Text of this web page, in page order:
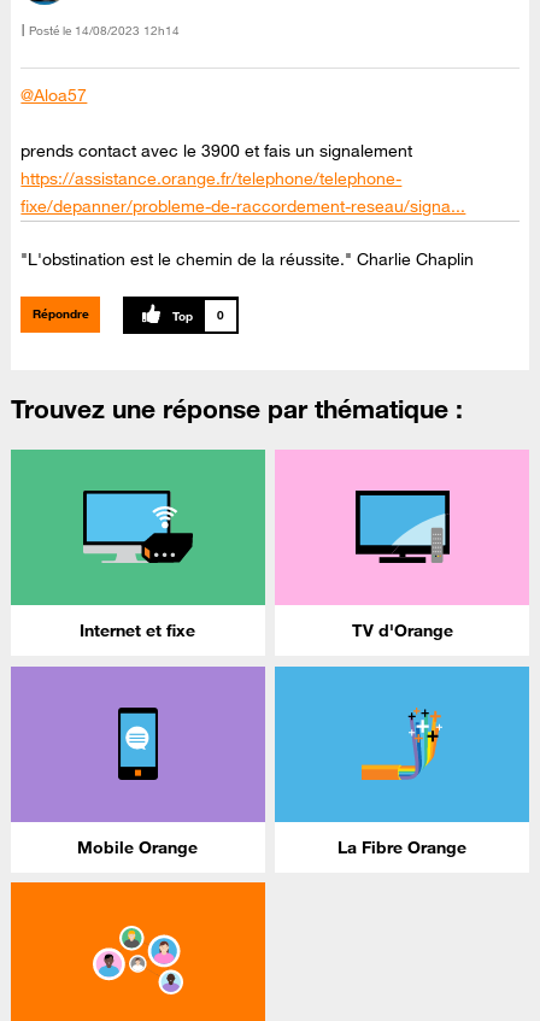
Posté le ‎14/08/2023 12h14
@Aloa57
prends contact avec le 3900 et fais un signalement
https://assistance.orange.fr/telephone/telephone-
fixe/depanner/probleme-de-raccordement-reseau/signa...
"L'obstination est le chemin de la réussite." Charlie Chaplin
Répondre 0
Trouvez une réponse par thématique :
Internet et fixe TV d'Orange
Mobile Orange La Fibre Orange